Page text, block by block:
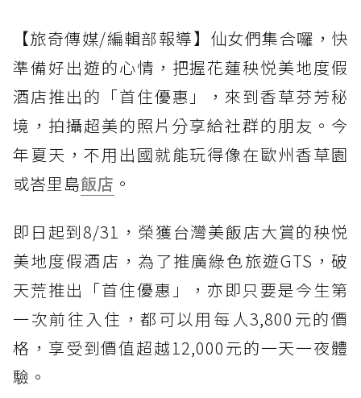
【旅奇傳媒/編輯部報導】仙女們集合囉，快
準備好出遊的心情，把握花蓮秧悦美地度假
酒店推出的「首住優惠」，來到香草芬芳秘
境，拍攝超美的照片分享給社群的朋友。今
年夏天，不用出國就能玩得像在歐州香草園
或峇里島飯店 。
即日起到8/31，榮獲台灣美飯店大賞的秧悦
美地度假酒店，為了推廣綠色旅遊GTS，破
天荒推出「首住優惠」，亦即只要是今生第
一次前往入住，都可以用每人3,800元的價
格，享受到價值超越12,000元的一天一夜體
驗。